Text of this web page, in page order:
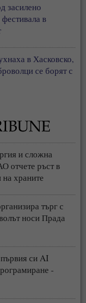
засилено
в
в Хасковско,
се борят с
и сложна
отчете ръст в
на храните
търг с
носи Прада
си AI
-